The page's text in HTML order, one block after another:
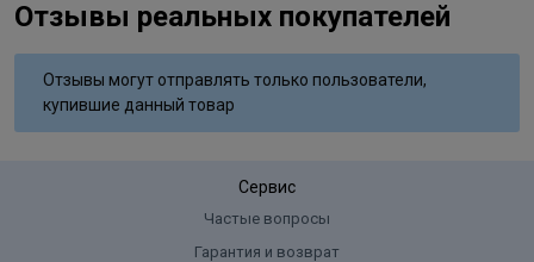
Состав
Hydroxide, Sodium Laureth Sulfate, Lanolin Alcohol, Sodium Lauryl
Sulfate, Ammoniumsulfate, Glycol Distearate, Sodium Cocoyl
Chloro-4-Nitrophenol, m-Aminophenol, Tocopherol.
Отзывы реальных покупателей
Отзывы могут отправлять только пользователи,
купившие данный товар
Сервис
Частые вопросы
Гарантия и возврат